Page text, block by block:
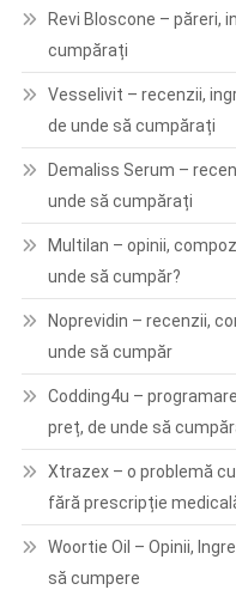
Revi Bloscone – păreri,
cumpărați
Vesselivit – recenzii,
de unde să cumpărați
Demaliss Serum –
unde să cumpărați
Multilan – opinii,
unde să cumpăr?
Noprevidin – recenzii,
unde să cumpăr
Codding4u –
preț, de unde să
Xtrazex – o problemă
fără prescripție
Woortie Oil – Opinii,
să cumpere